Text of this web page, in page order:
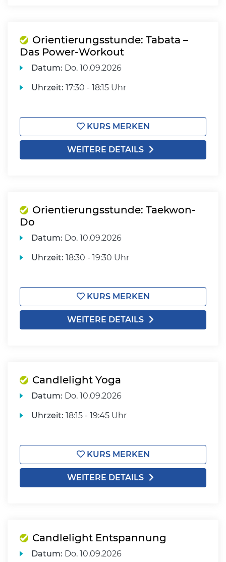
Orientierungsstunde: Tabata –
Das Power-Workout
Datum: Do. 10.09.2026
Uhrzeit: 17:30 - 18:15 Uhr
KURS MERKEN
WEITERE DETAILS
Orientierungsstunde: Taekwon-
Do
Datum: Do. 10.09.2026
Uhrzeit: 18:30 - 19:30 Uhr
KURS MERKEN
WEITERE DETAILS
Candlelight Yoga
Datum: Do. 10.09.2026
Uhrzeit: 18:15 - 19:45 Uhr
KURS MERKEN
WEITERE DETAILS
Candlelight Entspannung
Datum: Do. 10.09.2026